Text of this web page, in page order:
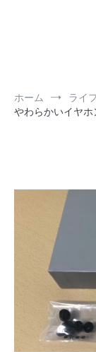
ホーム
ライ
やわらかいイヤホ